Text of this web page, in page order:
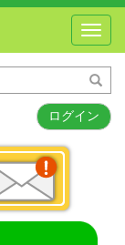
ログイン